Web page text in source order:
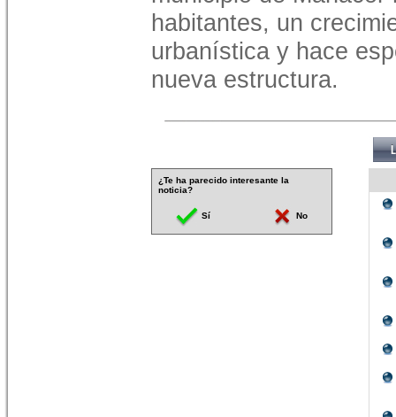
habitantes, un
urbanística y hace
nueva estructura.
¿Te ha parecido interesante la
noticia?
Sí No